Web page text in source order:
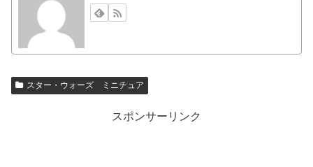
スター・ウォーズ ミニチュア
スポンサーリンク